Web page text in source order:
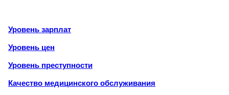
Уровень зарплат
Уровень цен
Уровень преступности
Качество медицинского обслуживания